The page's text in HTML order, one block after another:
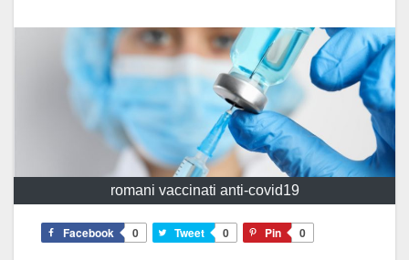
romani vaccinati anti-covid19
Facebook 0 Tweet 0 Pin 0